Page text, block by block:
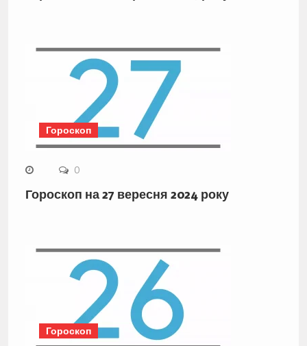
Гороскоп
0
Гороскоп на 27 вересня 2024 року
Гороскоп